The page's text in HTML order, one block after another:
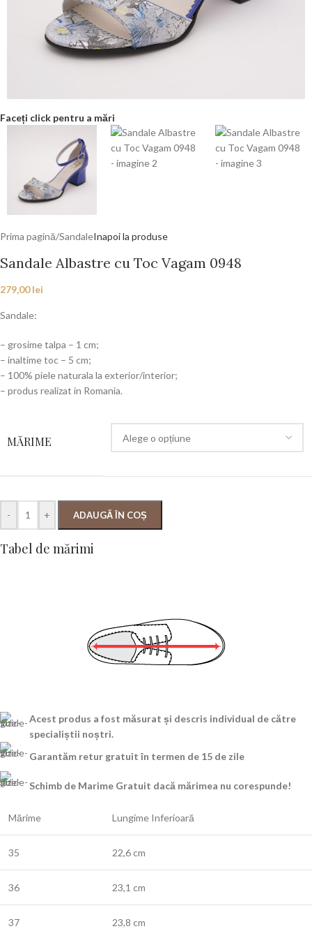
Faceți click pentru a mări
Prima pagină/SandaleInapoi la produse
Sandale Albastre cu Toc Vagam 0948
279,00lei
Sandale:
– grosime talpa – 1 cm;
– inaltime toc – 5 cm;
– 100% piele naturala la exterior/interior;
– produs realizat in Romania.
MĂRIME
- + ADAUGĂ ÎN COȘ
Tabel de mărimi
Acest produs a fost măsurat și descris individual de către
specialiștii noștri.
Garantăm retur gratuit în termen de 15 de zile
Schimb de Marime Gratuit dacă mărimea nu corespunde!
Mărime Lungime Inferioară
35 22,6 cm
36 23,1 cm
37 23,8 cm